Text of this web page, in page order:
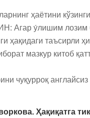
ҳаётини
Агар у́лишим лозим
ҳақидаги таъсирли
мазкур китоб
чуқурроқ
Ҳақиқатга